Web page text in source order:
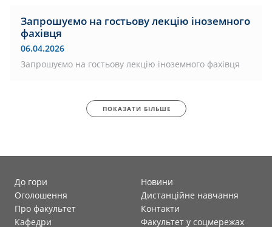
Запрошуємо на гостьову лекцію іноземного
фахівця
06.04.2026
Запрошуємо на гостьову лекцію іноземного фахівця
ПОКАЗАТИ БІЛЬШЕ
До гори
Новини
Оголошення
Дистанційне навчання
Про факультет
Контакти
Кафедри
Факультет у соцмережах